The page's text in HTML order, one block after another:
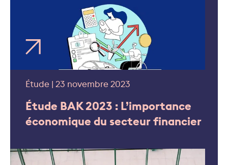
Étude | 23 novembre 2023
Étude BAK 2023 : L’importance
économique du secteur financier